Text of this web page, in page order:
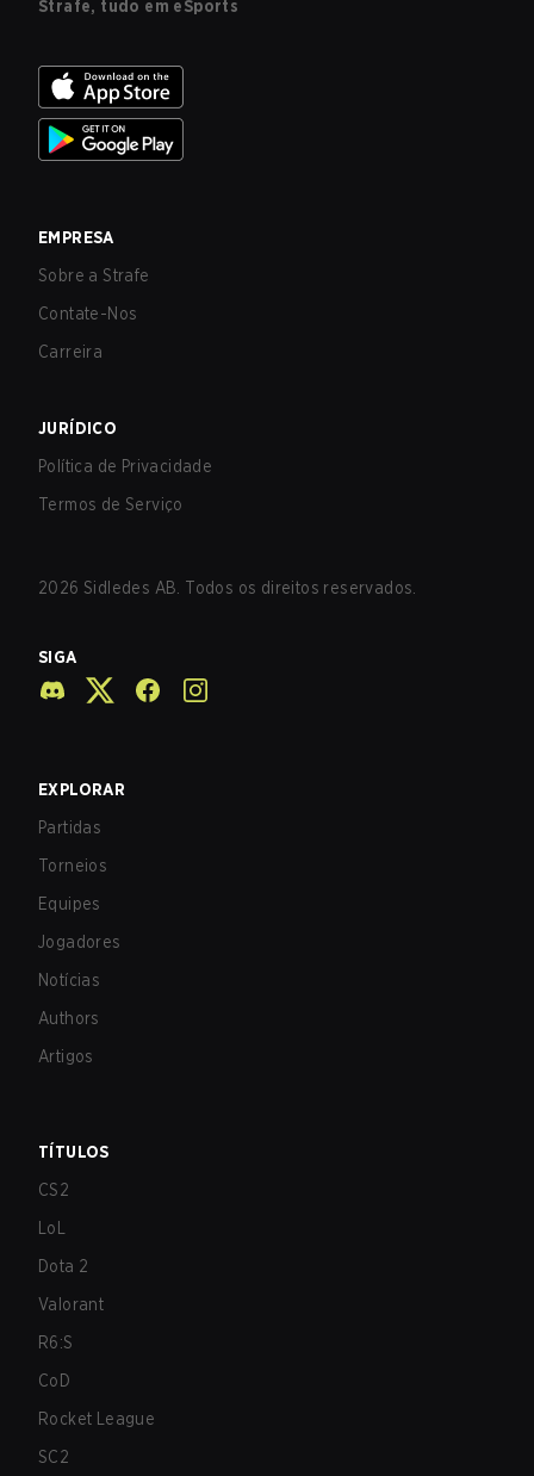
Strafe, tudo em eSports
EMPRESA
Sobre a Strafe
Contate-Nos
Carreira
JURÍDICO
Política de Privacidade
Termos de Serviço
2026 Sidledes AB. Todos os direitos reservados.
SIGA
EXPLORAR
Partidas
Torneios
Equipes
Jogadores
Notícias
Authors
Artigos
TÍTULOS
CS2
LoL
Dota 2
Valorant
R6:S
CoD
Rocket League
SC2